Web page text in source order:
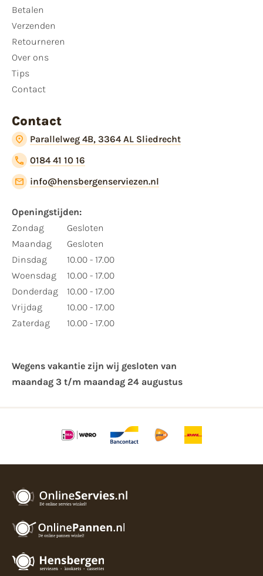
Betalen
Verzenden
Retourneren
Over ons
Tips
Contact
Contact
Parallelweg 4B, 3364 AL Sliedrecht
0184 41 10 16
info@hensbergenserviezen.nl
Openingstijden:
Zondag
Maandag
Dinsdag
Woensdag
Donderdag
Vrijdag
Zaterdag
Gesloten
Gesloten
10.00 - 17.00
10.00 - 17.00
10.00 - 17.00
10.00 - 17.00
10.00 - 17.00
Wegens vakantie zijn wij gesloten van ​
maandag 3 t/m maandag 24 augustus